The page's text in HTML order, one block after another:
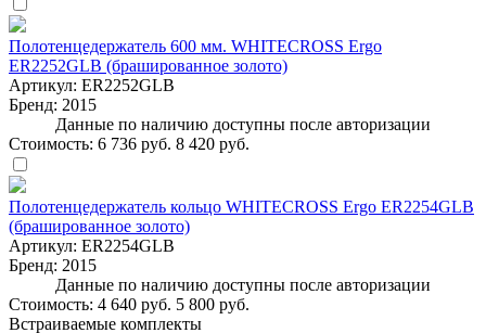
Полотенцедержатель 600 мм. WHITECROSS Ergo
ER2252GLB (брашированное золото)
Артикул: ER2252GLB
Бренд: 2015
Данные по наличию доступны после авторизации
Стоимость: 6 736 руб. 8 420 руб.
Полотенцедержатель кольцо WHITECROSS Ergo ER2254GLB
(брашированное золото)
Артикул: ER2254GLB
Бренд: 2015
Данные по наличию доступны после авторизации
Стоимость: 4 640 руб. 5 800 руб.
Встраиваемые комплекты